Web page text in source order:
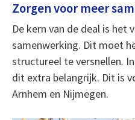
Zorgen voor meer
De kern van de deal is het
samenwerking. Dit moet
structureel te versnellen.
dit extra belangrijk. Dit is
Arnhem en Nijmegen.